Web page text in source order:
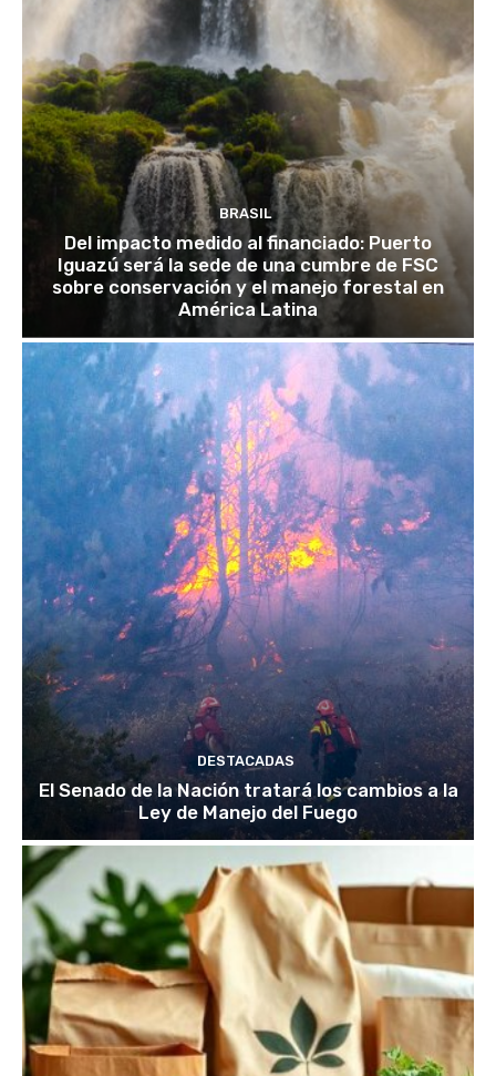
BRASIL
Del impacto medido al financiado: Puerto
Iguazú será la sede de una cumbre de FSC
sobre conservación y el manejo forestal en
América Latina
DESTACADAS
El Senado de la Nación tratará los cambios a la
Ley de Manejo del Fuego